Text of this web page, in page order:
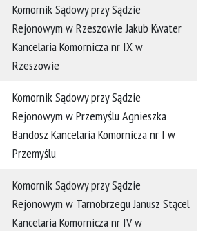
Komornik Sądowy przy Sądzie
Rejonowym w Rzeszowie Jakub Kwater
Kancelaria Komornicza nr IX w
Rzeszowie
Komornik Sądowy przy Sądzie
Rejonowym w Przemyślu Agnieszka
Bandosz Kancelaria Komornicza nr I w
Przemyślu
Komornik Sądowy przy Sądzie
Rejonowym w Tarnobrzegu Janusz Stącel
Kancelaria Komornicza nr IV w